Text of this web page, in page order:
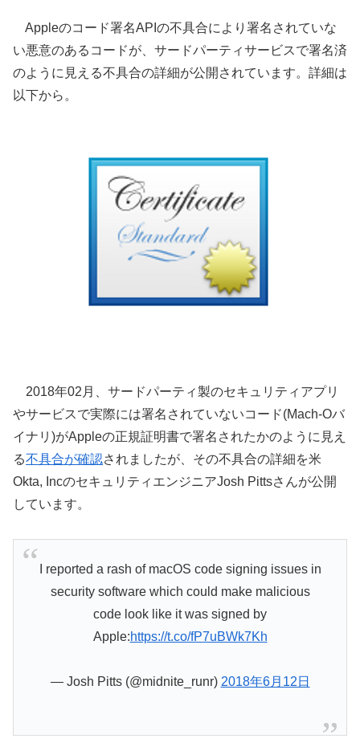
Appleのコード署名APIの不具合により署名されていな
い悪意のあるコードが、サードパーティサービスで署名済
のように見える不具合の詳細が公開されています。詳細は
以下から。
2018年02月、サードパーティ製のセキュリティアプリ
やサービスで実際には署名されていないコード(Mach-Oバ
イナリ)がAppleの正規証明書で署名されたかのように見え
る不具合が確認されましたが、その不具合の詳細を米
Okta, IncのセキュリティエンジニアJosh Pittsさんが公開
しています。
I reported a rash of macOS code signing issues in
security software which could make malicious
code look like it was signed by
Apple:https://t.co/fP7uBWk7Kh
— Josh Pitts (@midnite_runr) 2018年6月12日